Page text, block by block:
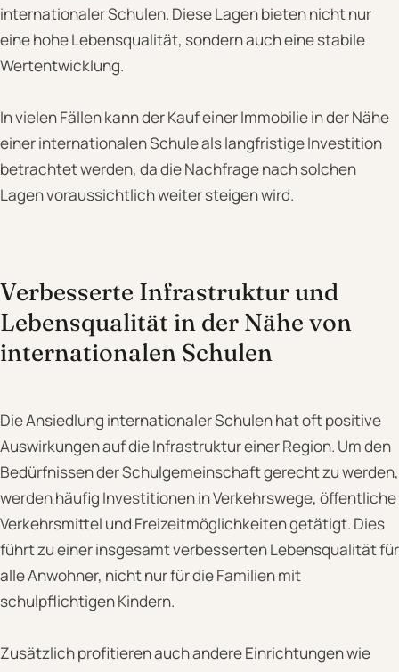
internationaler Schulen. Diese Lagen bieten nicht nur
eine hohe Lebensqualität, sondern auch eine stabile
Wertentwicklung.
In vielen Fällen kann der Kauf einer Immobilie in der Nähe
einer internationalen Schule als langfristige Investition
betrachtet werden, da die Nachfrage nach solchen
Lagen voraussichtlich weiter steigen wird.
Verbesserte Infrastruktur und
Lebensqualität in der Nähe von
internationalen Schulen
Die Ansiedlung internationaler Schulen hat oft positive
Auswirkungen auf die Infrastruktur einer Region. Um den
Bedürfnissen der Schulgemeinschaft gerecht zu werden,
werden häufig Investitionen in Verkehrswege, öffentliche
Verkehrsmittel und Freizeitmöglichkeiten getätigt. Dies
führt zu einer insgesamt verbesserten Lebensqualität für
alle Anwohner, nicht nur für die Familien mit
schulpflichtigen Kindern.
Zusätzlich profitieren auch andere Einrichtungen wie